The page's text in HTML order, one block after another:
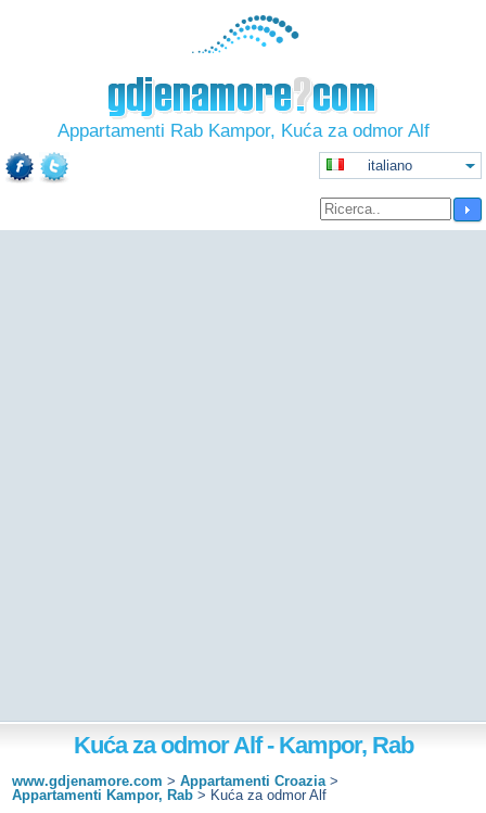
Appartamenti Rab Kampor, Kuća za odmor Alf
italiano
Kuća za odmor Alf - Kampor, Rab
www.gdjenamore.com > Appartamenti Croazia>
Appartamenti Kampor, Rab > Kuća za odmor Alf